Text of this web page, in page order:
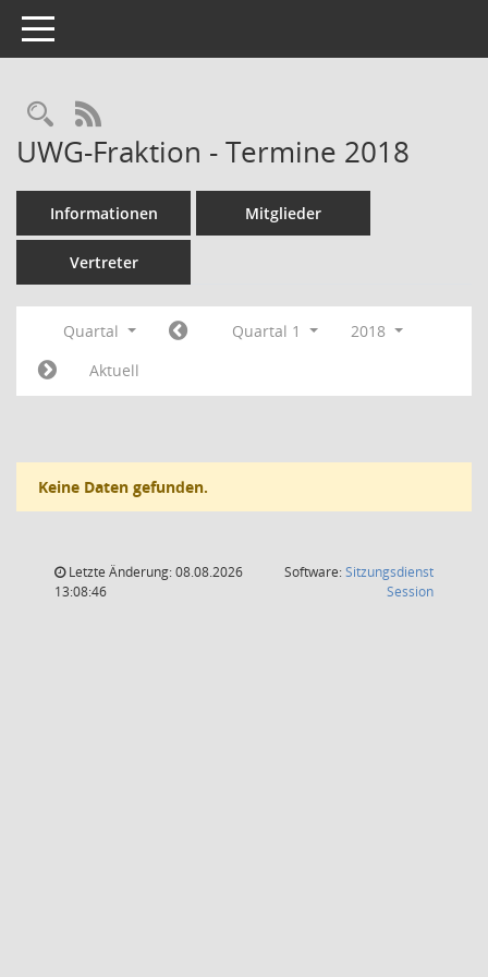
Toggle navigation
Rechercheauswahl
RSS-Feed
UWG-Fraktion - Termine 2018
Informationen Mitglieder
Vertreter
Quartal Quartal 1
2018
Aktuell
Keine Daten gefunden.
Letzte Änderung: 08.08.2026
13:08:46
Software:Sitzungsdienst
Session(Wird in